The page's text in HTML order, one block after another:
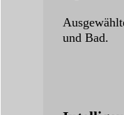
und Bad.